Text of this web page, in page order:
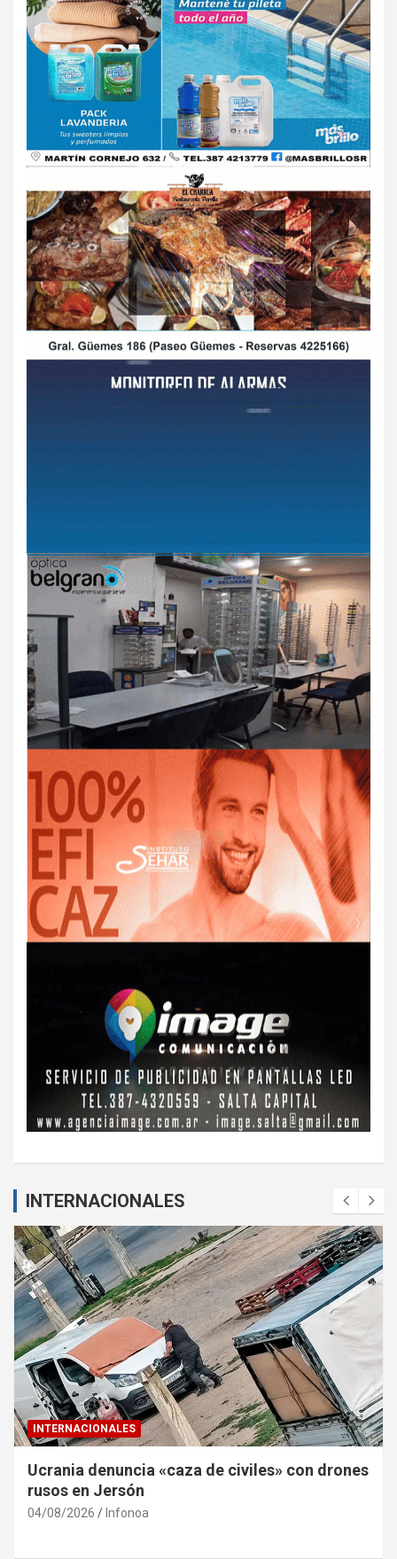
INTERNACIONALES
INTERNACIONALES
Ucrania denuncia «caza de civiles» con drones
rusos en Jersón
04/08/2026 Infonoa